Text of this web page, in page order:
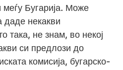
меѓу Бугарија. Може
даде некакви
така, не знам, во некој
си предлози до
комисија, бугарско-